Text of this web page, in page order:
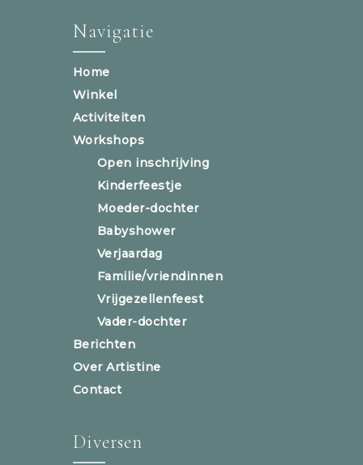
Navigatie
Home
Winkel
Activiteiten
Workshops
Open inschrijving
Kinderfeestje
Moeder-dochter
Babyshower
Verjaardag
Familie/vriendinnen
Vrijgezellenfeest
Vader-dochter
Berichten
Over Artistine
Contact
Diversen